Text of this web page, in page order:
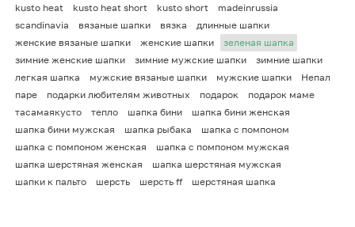
kusto heat
kusto heat short kusto short
madeinrussia
scandinavia
вязаные шапки вязка
длинные шапки
женские вязаные шапки
женские шапки
зеленая шапка
зимние женские шапки
зимние мужские шапки
зимние шапки
легкая шапка
мужские вязаные шапки мужские шапки
Непал
паре
подарки любителям животных подарок
подарок маме
тасамаякусто
тепло шапка бини
шапка бини женская
шапка бини мужская
шапка рыбака
шапка с помпоном
шапка с помпоном женская
шапка с помпоном мужская
шапка шерстяная женская
шапка шерстяная мужская
шапки к пальто
шерсть шерсть ff шерстяная шапка